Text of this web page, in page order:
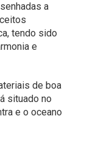
a
tendo sido
e
de boa
situado no
e o oceano